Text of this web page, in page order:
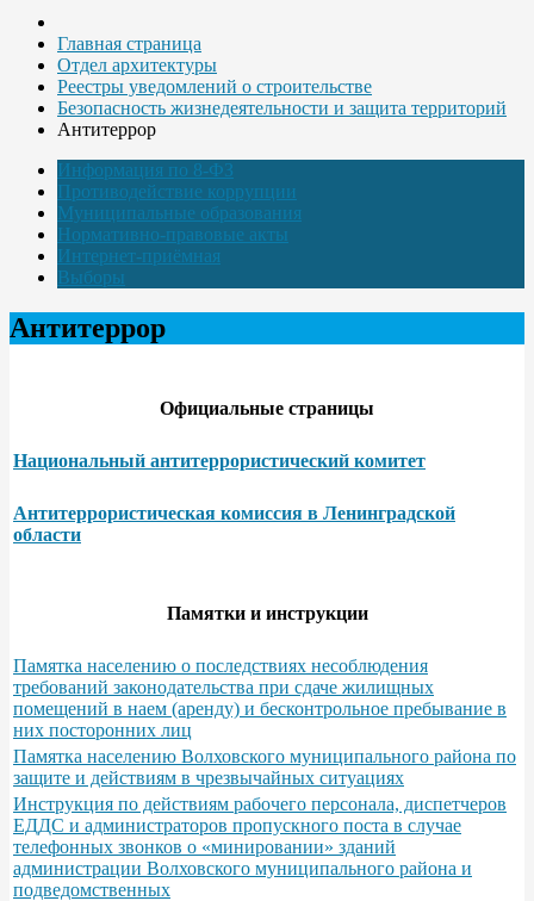
Главная страница
Отдел архитектуры
Реестры уведомлений о строительстве
Безопасность жизнедеятельности и защита территорий
Антитеррор
Информация по 8-ФЗ
Противодействие коррупции
Муниципальные образования
Нормативно-правовые акты
Интернет-приёмная
Выборы
Антитеррор
Официальные страницы
Национальный антитеррористический комитет
Антитеррористическая комиссия в Ленинградской
области
Памятки и инструкции
Памятка населению о последствиях несоблюдения
требований законодательства при сдаче жилищных
помещений в наем (аренду) и бесконтрольное пребывание в
них посторонних лиц
Памятка населению Волховского муниципального района по
защите и действиям в чрезвычайных ситуациях
Инструкция по действиям рабочего персонала, диспетчеров
ЕДДС и администраторов пропускного поста в случае
телефонных звонков о «минировании» зданий
администрации Волховского муниципального района и
подведомственных